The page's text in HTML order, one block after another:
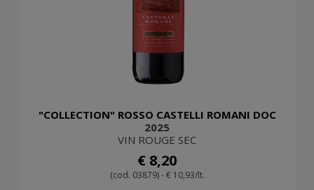
"COLLECTION" ROSSO CASTELLI ROMANI DOC
2025
VIN ROUGE SEC
€ 8,20
(cod. 03879) - € 10,93/lt.